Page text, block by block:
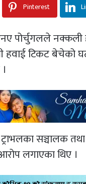
Pinterest
पोर्चुगलले नक्कली
टिकट बेचेको
ट्राभलका
लगाएका थिए ।